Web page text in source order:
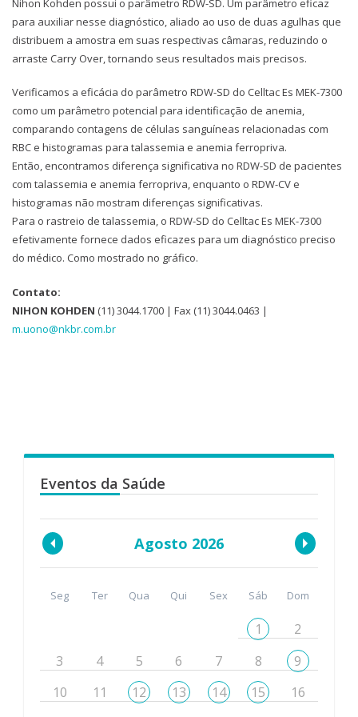
Nihon Kohden possui o parâmetro RDW-SD. Um parâmetro eficaz
para auxiliar nesse diagnóstico, aliado ao uso de duas agulhas que
distribuem a amostra em suas respectivas câmaras, reduzindo o
arraste Carry Over, tornando seus resultados mais precisos.
Verificamos a eficácia do parâmetro RDW-SD do Celltac Es MEK-7300
como um parâmetro potencial para identificação de anemia,
comparando contagens de células sanguíneas relacionadas com
RBC e histogramas para talassemia e anemia ferropriva.
Então, encontramos diferença significativa no RDW-SD de pacientes
com talassemia e anemia ferropriva, enquanto o RDW-CV e
histogramas não mostram diferenças significativas.
Para o rastreio de talassemia, o RDW-SD do Celltac Es MEK-7300
efetivamente fornece dados eficazes para um diagnóstico preciso
do médico. Como mostrado no gráfico.
Contato:
NIHON KOHDEN (11) 3044.1700 | Fax (11) 3044.0463 |
m.uono@nkbr.com.br
Eventos da Saúde
Agosto 2026
Seg Ter Qua Qui Sex Sáb Dom
1
2
3
4 5 6 7 8
9
10
11 12 13 14 15
16